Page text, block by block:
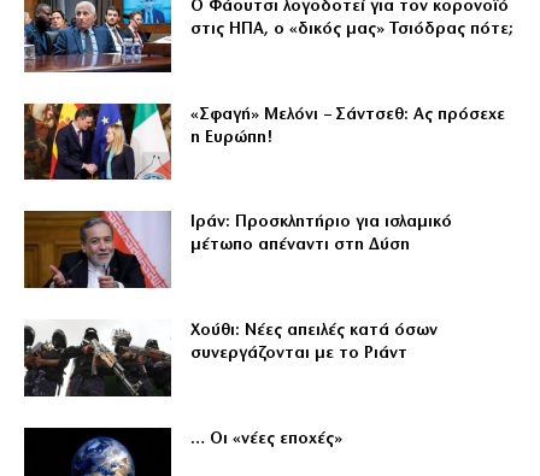
Ο Φάουτσι λογοδοτεί για τον κορονοϊό
στις ΗΠΑ, ο «δικός μας» Τσιόδρας πότε;
«Σφαγή» Μελόνι – Σάντσεθ: Ας πρόσεχε
η Ευρώπη!
Ιράν: Προσκλητήριο για ισλαμικό
μέτωπο απέναντι στη Δύση
Χούθι: Νέες απειλές κατά όσων
συνεργάζονται με το Ριάντ
… Οι «νέες εποχές»